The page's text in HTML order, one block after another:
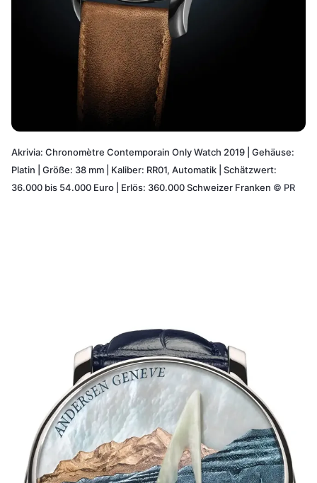
Akrivia: Chronomètre Contemporain Only Watch 2019 | Gehäuse:
Platin | Größe: 38 mm | Kaliber: RR01, Automatik | Schätzwert:
36.000 bis 54.000 Euro | Erlös: 360.000 Schweizer Franken © PR